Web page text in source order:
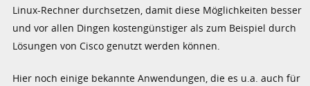
Linux-Rechner durchsetzen, damit diese Möglichkeiten besser
und vor allen Dingen kostengünstiger als zum Beispiel durch
Lösungen von Cisco genutzt werden können.
Hier noch einige bekannte Anwendungen, die es u.a. auch für